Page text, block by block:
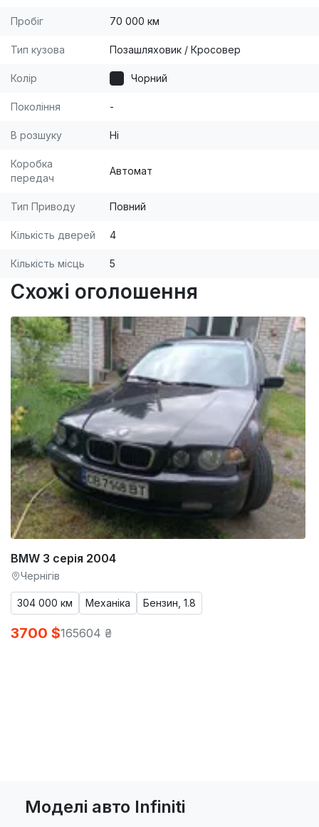
Пробіг 70 000 км
Тип кузова Позашляховик / Кросовер
Колір Чорний
Покоління -
В розшуку Ні
Коробка
передач
Автомат
Тип Приводу Повний
Кількість дверей 4
Кількість місць 5
Схожі оголошення
BMW 3 серія 2004
Чернігів
304 000 км Механіка Бензин, 1.8
3700 $165604 ₴
Моделі авто Infiniti